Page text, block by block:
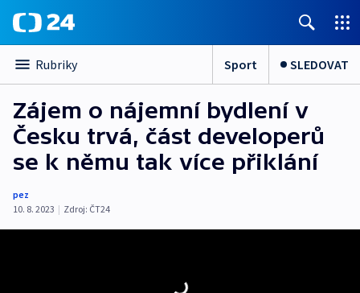
Rubriky Sport SLEDOVAT
Zájem o nájemní bydlení v
Česku trvá, část developerů
se k němu tak více přiklání
pez
10. 8. 2023 | Zdroj: ČT24